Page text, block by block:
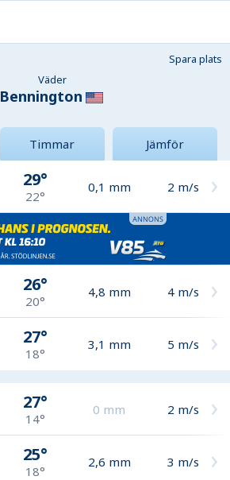
Spara plats
Väder
Bennington
Timmar Jämför
29°
22°
0,1 mm 2 m/s
26°
20°
4,8 mm 4 m/s
27°
18°
3,1 mm 5 m/s
27°
14°
0 mm 2 m/s
25°
18°
2,6 mm 3 m/s